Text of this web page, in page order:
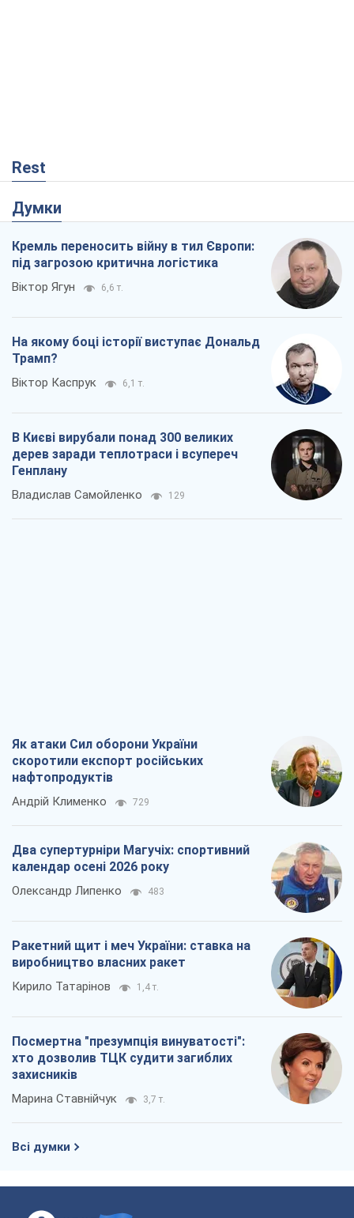
Rest
Думки
Кремль переносить війну в тил Європи:
під загрозою критична логістика
Віктор Ягун 6,6 т.
На якому боці історії виступає Дональд
Трамп?
Віктор Каспрук 6,1 т.
В Києві вирубали понад 300 великих
дерев заради теплотраси і всупереч
Генплану
Владислав Самойленко 129
Як атаки Сил оборони України
скоротили експорт російських
нафтопродуктів
Андрій Клименко 729
Два супертурніри Магучіх: спортивний
календар осені 2026 року
Олександр Липенко 483
Ракетний щит і меч України: ставка на
виробництво власних ракет
Кирило Татарінов 1,4 т.
Посмертна "презумпція винуватості":
хто дозволив ТЦК судити загиблих
захисників
Марина Ставнійчук 3,7 т.
Всі думки